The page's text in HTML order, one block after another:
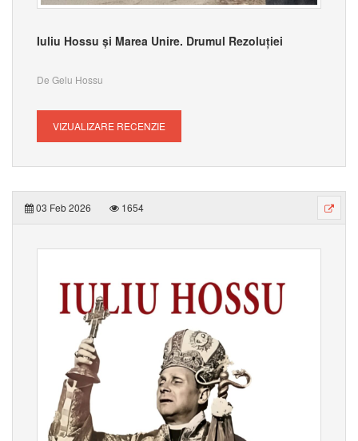
Iuliu Hossu și Marea Unire. Drumul Rezoluției
De Gelu Hossu
VIZUALIZARE RECENZIE
03 Feb 2026 1654